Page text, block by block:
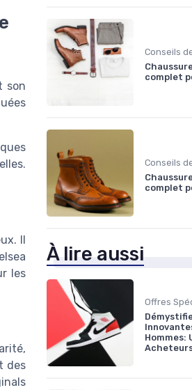
son
Il
les
des
Conseils
complet
Conseils
complet
À lire aussi
Hommes: